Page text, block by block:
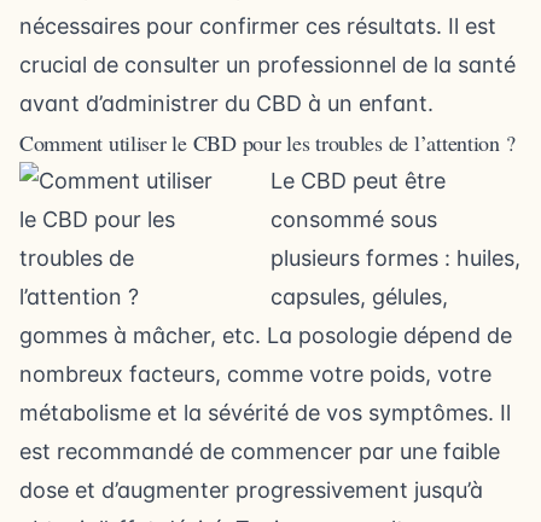
nécessaires pour confirmer ces résultats. Il est
crucial de consulter un professionnel de la santé
avant d’administrer du CBD à un enfant.
Comment utiliser le CBD pour les troubles de l’attention ?
Le CBD peut être
consommé sous
plusieurs formes : huiles,
capsules, gélules,
gommes à mâcher, etc. La posologie dépend de
nombreux facteurs, comme votre poids, votre
métabolisme et la sévérité de vos symptômes. Il
est recommandé de commencer par une faible
dose et d’augmenter progressivement jusqu’à